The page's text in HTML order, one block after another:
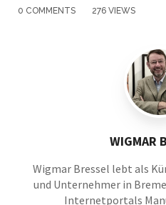
0 COMMENTS 276 VIEWS
WIGMAR
Wigmar Bressel lebt als
und Unternehmer in
Internetportals